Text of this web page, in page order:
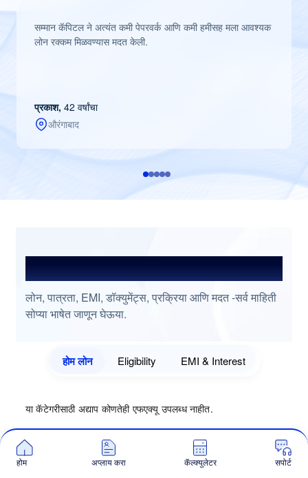
सम्मान कॅपिटल ने अत्यंत कमी पेपरवर्क आणि कमी हमीसह मला आवश्यक
लोन रक्कम मिळवण्यास मदत केली.
प्रकाश, 42 वर्षांचा
औरंगाबाद
प्रश्नांची उत्तरे शोधा
लोन, पात्रता, EMI, डॉक्युमेंट्स, प्रक्रिया आणि मदत -सर्व माहिती
सोप्या भाषेत जाणून घेऊया.
होम लोन Eligibility EMI & Interest
या कॅटेगरीसाठी अद्याप कोणतेही एफएक्यू उपलब्ध नाहीत.
होम अप्लाय करा कॅल्क्युलेटर सपोर्ट